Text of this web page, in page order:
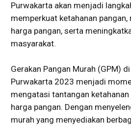
Purwakarta akan menjadi
memperkuat ketahanan
harga pangan, serta
masyarakat.
Gerakan Pangan Murah (GPM)
Purwakarta 2023 menjadi
mengatasi tantangan
harga pangan. Dengan
murah yang menyediakan